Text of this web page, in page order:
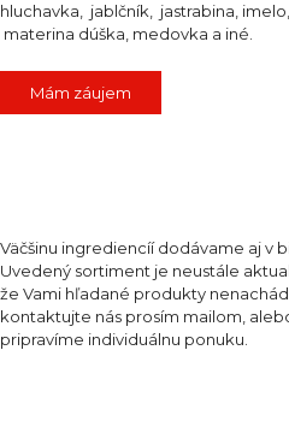
hluchavka, jablčník, jastrabina,
materina dúška, medovka a iné.
Mám záujem
Väčšinu ingrediencíí dodávame aj v
Uvedený sortiment je neustále
že Vami hľadané produkty
kontaktujte nás prosím mailom,
pripravíme individuálnu ponuku.